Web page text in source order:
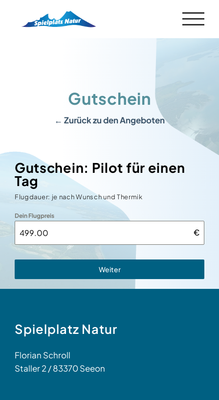
Gutschein
← Zurück zu den Angeboten
Gutschein: Pilot für einen
Tag
Flugdauer: je nach Wunsch und Thermik
Dein Flugpreis
€
Weiter
Spielplatz Natur
Florian Schroll
Staller 2 / 83370 Seeon